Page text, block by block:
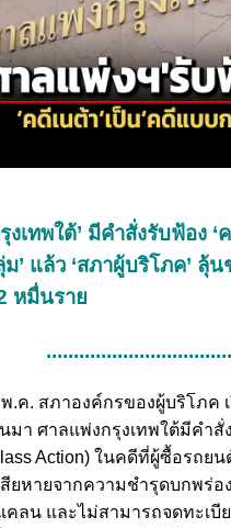
งเทพใต้’ มีคำสั่งรับฟ้อง ‘
’ แล้ว ‘สภาผู้บริโภค’ ลุ้
หมื่นราย
.ค. สภาองค์กรของผู้บริโภค
มา ศาลแพ่งกรุงเทพใต้มีคำสั่
Action) ในคดีที่ผู้ซื้อรถยน
ยหายจากความชำรุดบกพร่อ
คลน และไม่สามารถจดทะเบี